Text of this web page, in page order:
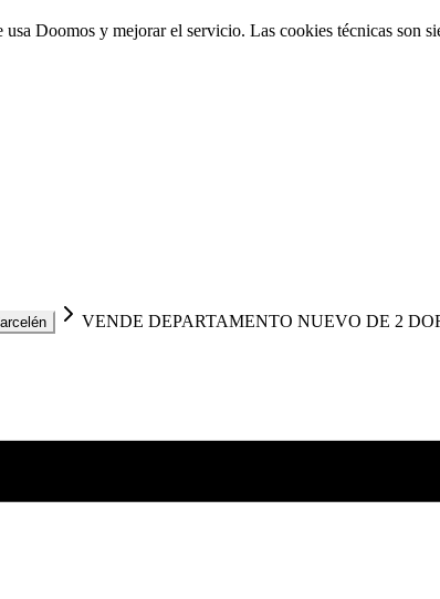
Doomos y mejorar el servicio. Las cookies técnicas son
VENDE DEPARTAMENTO NUEVO DE 2